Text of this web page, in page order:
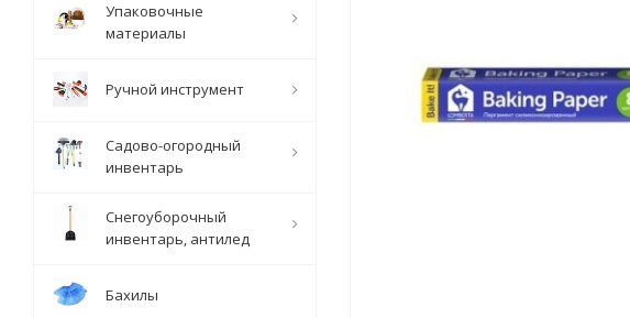
Упаковочные
материалы
Ручной инструмент
Садово-огородный
инвентарь
Снегоуборочный
инвентарь, антилед
Бахилы